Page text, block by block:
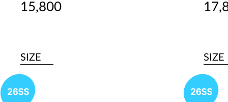
15,800
SIZE SIZE